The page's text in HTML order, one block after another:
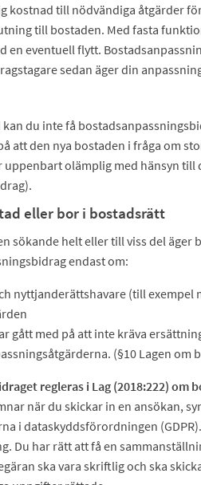
kostnad till nödvändiga åtgärder
till bostaden. Med fasta
en eventuell flytt.
sedan äger din
kan du inte få
att den nya bostaden i fråga om
uppenbart olämplig med hänsyn
eller bor i bostadsrätt
sökande helt eller till viss del
endast om:
nyttjanderättshavare (till
gått med på att inte kräva
(§10 Lagen om
regleras i Lag (2018:222) om
när du skickar in en ansökan,
i dataskyddsförordningen
Du har rätt att få en
ska vara skriftlig och ska